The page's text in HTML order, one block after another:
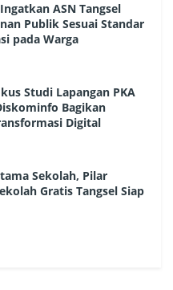
ASN Tangsel
Publik Sesuai Standar
pada Warga
Studi Lapangan PKA
Bagikan
Digital
Sekolah, Pilar
Gratis Tangsel Siap